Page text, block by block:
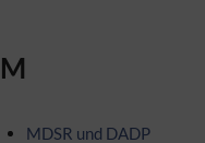
M
MDSR und DADP